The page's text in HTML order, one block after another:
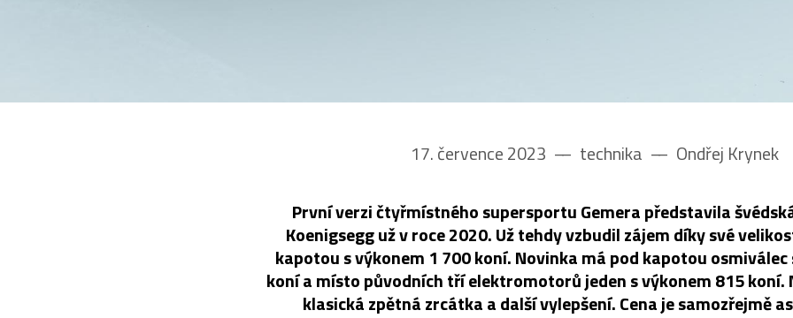
17. července 2023 –– technika –– Ondřej Krynek
První verzi čtyřmístného supersportu Gemera představila
Koenigsegg už v roce 2020. Už tehdy vzbudil zájem díky své
kapotou s výkonem 1 700 koní. Novinka má pod kapotou
koní a místo původních tří elektromotorů jeden s výkonem 815 koní.
klasická zpětná zrcátka a další vylepšení. Cena je samozřejmě